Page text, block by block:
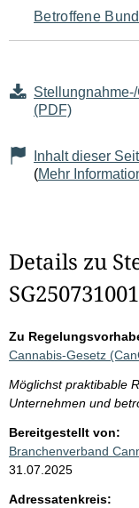
Betroffene
(PDF)
Inhalt dieser
(Mehr
Details zu
Zu
Cannabis-Gesetz
Möglichst praktibable
Unternehmen und
Bereitgestellt von:
Branchenverband
31.07.2025
Adressatenkreis: